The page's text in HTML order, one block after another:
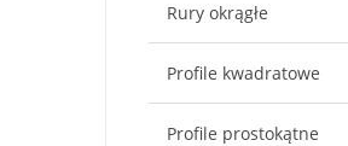
Rury okrągłe
Profile kwadratowe
Profile prostokątne